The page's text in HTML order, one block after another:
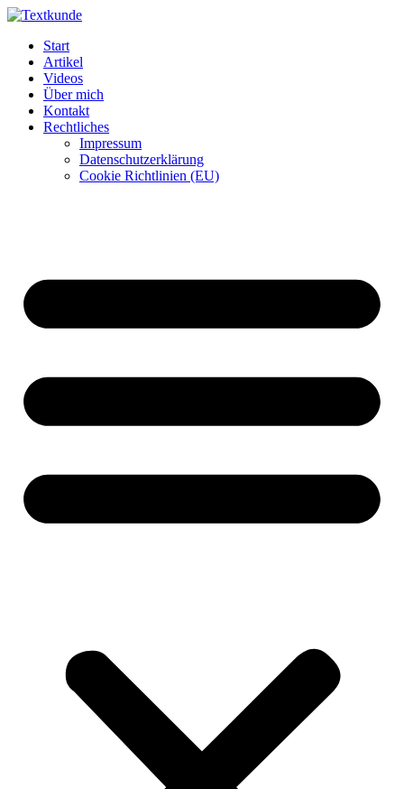
Zum
wechseln
Start
Artikel
Videos
Über mich
Kontakt
Rechtliches
Impressum
Datenschutzerklärung
Cookie Richtlinien (EU)